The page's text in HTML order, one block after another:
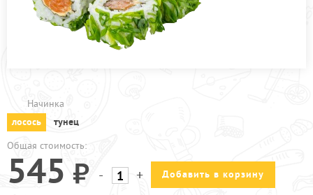
ПРОЧЕЕ
Начинка
лосось
тунец
Общая стоимость:
545 - + Добавить в корзину